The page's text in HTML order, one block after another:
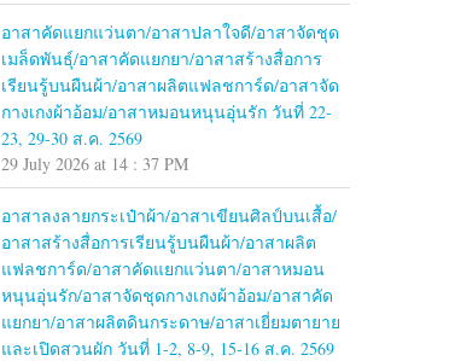
อาสาคัดแยกแว่นตา/อาสาปลาใจดี/อาสาจัดชุด
เมล็ดพันธุ์/อาสาคัดแยกยา/อาสาสร้างสื่อการ
เรียนรู้บนผืนผ้า/อาสาผลิตแฟลชการ์ด/อาสาจัด
กางเกงผ้าอ้อม/อาสาหมอนหนุนอุ่นรัก วันที่ 22-
23, 29-30 ส.ค. 2569
29 July 2026 at 14 : 37 PM
อาสาลงลายกระเป๋าผ้า/อาสาเขียนศิลป์บนเสื้อ/
อาสาสร้างสื่อการเรียนรู้บนผืนผ้า/อาสาผลิต
แฟลชการ์ด/อาสาคัดแยกแว่นตา/อาสาหมอน
หนุนอุ่นรัก/อาสาจัดชุดกางเกงผ้าอ้อม/อาสาคัด
แยกยา/อาสาผลิตดินกระดาษ/อาสาเยี่ยมตายาย
และเปิดสวนผัก วันที่ 1-2, 8-9, 15-16 ส.ค. 2569